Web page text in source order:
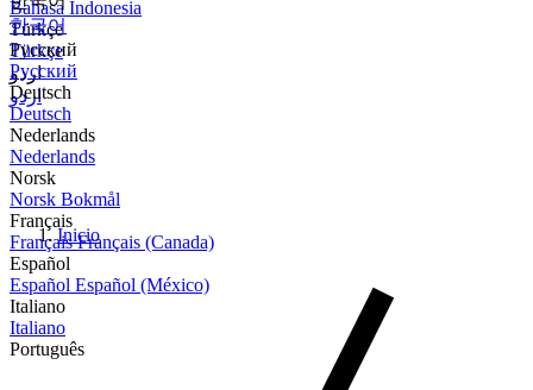
Bahasa Indonesia
Türkçe
Türkçe
اردو
اردو
한국어
Русский
Русский
Deutsch
Deutsch
Nederlands
Nederlands
Norsk
Norsk Bokmål
Français
FrançaisFrançais (Canada)
Español
Español Español (México)
Italiano
Italiano
Português
Inicio